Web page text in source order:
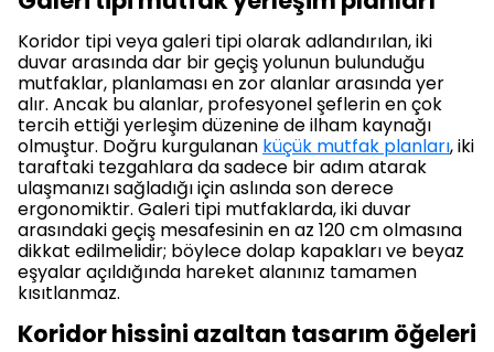
Koridor tipi veya galeri tipi olarak adlandırılan, iki
duvar arasında dar bir geçiş yolunun bulunduğu
mutfaklar, planlaması en zor alanlar arasında yer
alır. Ancak bu alanlar, profesyonel şeflerin en çok
tercih ettiği yerleşim düzenine de ilham kaynağı
olmuştur. Doğru kurgulanan küçük mutfak planları, iki
taraftaki tezgahlara da sadece bir adım atarak
ulaşmanızı sağladığı için aslında son derece
ergonomiktir. Galeri tipi mutfaklarda, iki duvar
arasındaki geçiş mesafesinin en az 120 cm olmasına
dikkat edilmelidir; böylece dolap kapakları ve beyaz
eşyalar açıldığında hareket alanınız tamamen
kısıtlanmaz.
Koridor hissini azaltan tasarım öğeleri